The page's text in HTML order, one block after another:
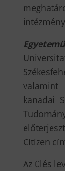
kanadai
Citizen
Az ülés